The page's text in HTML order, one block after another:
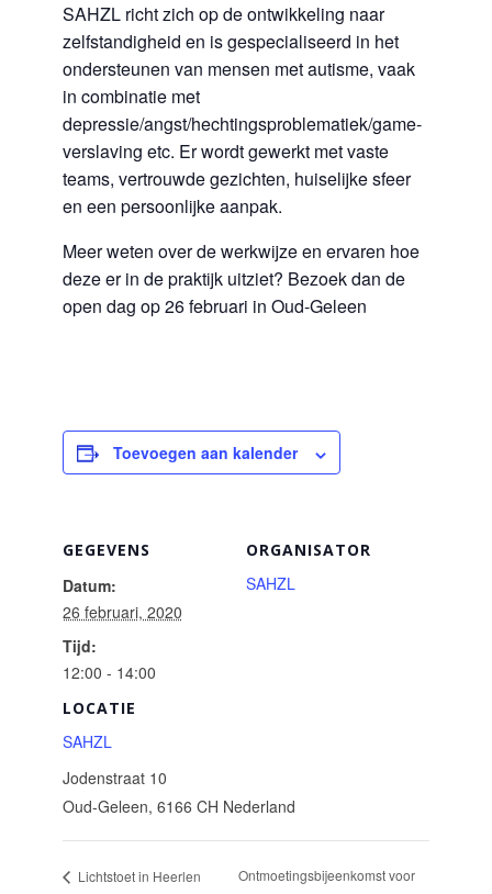
SAHZL richt zich op de ontwikkeling naar
zelfstandigheid en is gespecialiseerd in het
ondersteunen van mensen met autisme, vaak
in combinatie met
depressie/angst/hechtingsproblematiek/game-
verslaving etc. Er wordt gewerkt met vaste
teams, vertrouwde gezichten, huiselijke sfeer
en een persoonlijke aanpak.
Meer weten over de werkwijze en ervaren hoe
deze er in de praktijk uitziet? Bezoek dan de
open dag op 26 februari in Oud-Geleen
Toevoegen aan kalender
GEGEVENS
Datum:
26 februari, 2020
Tijd:
12:00 - 14:00
LOCATIE
SAHZL
Jodenstraat 10
Oud-Geleen, 6166 CH Nederland
ORGANISATOR
SAHZL
Lichtstoet in Heerlen
Ontmoetingsbijeenkomst voor